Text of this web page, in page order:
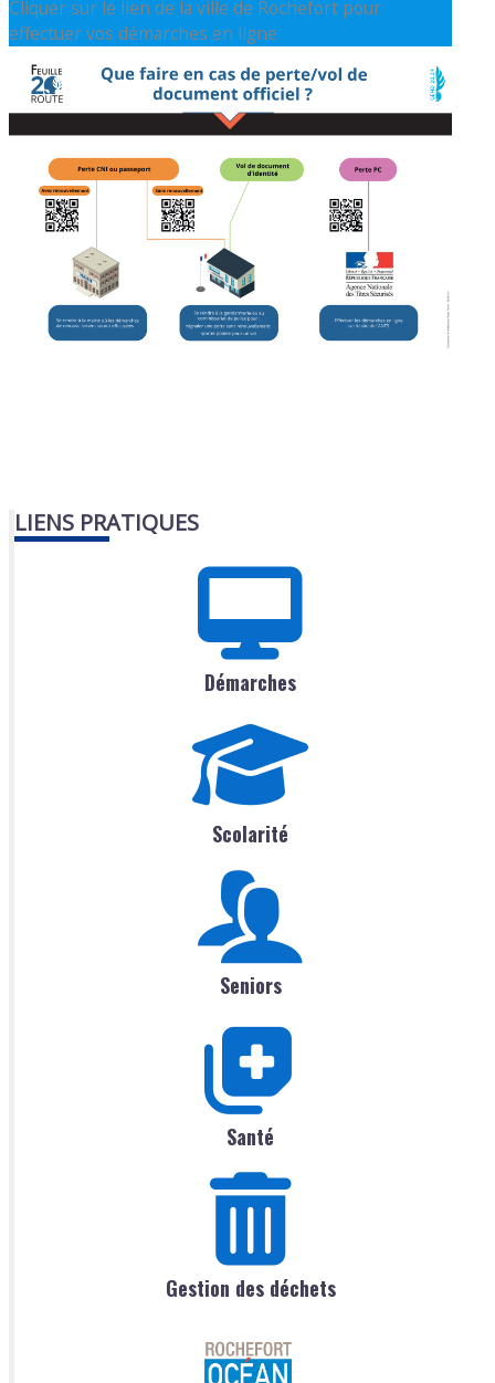
Cliquer sur le lien de la ville de Rochefort pour
effectuer vos démarches en ligne
LIENS PRATIQUES
Démarches
Scolarité
Seniors
Santé
Gestion des déchets